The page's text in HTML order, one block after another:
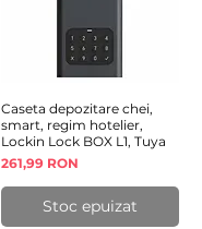
Afișare rapidă
Caseta depozitare chei,
smart, regim hotelier,
Lockin Lock BOX L1, Tuya
Preț
261,99 RON
Stoc epuizat